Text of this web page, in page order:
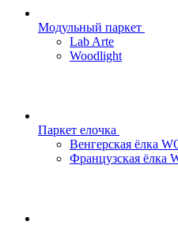
Модульный паркет
Lab Arte
Woodlight
Паркет елочка
Венгерская ёлка
Французская ёлка